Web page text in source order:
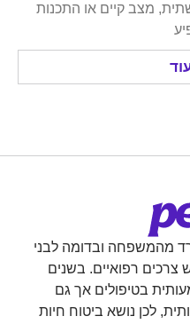
או התכנות
ובדומה לבני
בשנים
אך גם
ביטוח חיות